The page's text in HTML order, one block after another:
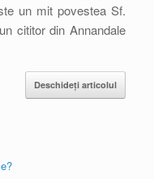
un mit povestea Sf.
cititor din Annandale
Deschideți articolul